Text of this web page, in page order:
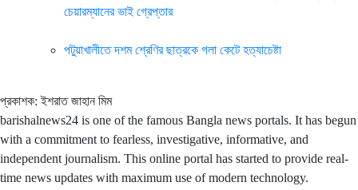
চেয়ারম্যানের ভাই গ্রেপ্তার
পটুয়াখালীতে দশম শ্রেণির ছাত্রকে গলা কেটে হত্যাচেষ্টা
প্রকাশক: ইশরাত জাহান মিম
barishalnews24 is one of the famous Bangla news portals. It has begun
with a commitment to fearless, investigative, informative, and
independent journalism. This online portal has started to provide real-
time news updates with maximum use of modern technology.